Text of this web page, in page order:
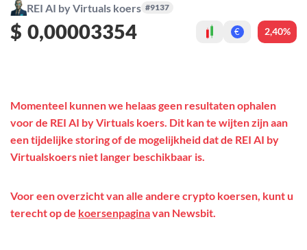
REI AI by Virtuals koers #9137
$ 0,00003354 € 2,40%
Momenteel kunnen we helaas geen resultaten ophalen
voor de REI AI by Virtuals koers. Dit kan te wijten zijn aan
een tijdelijke storing of de mogelijkheid dat de REI AI by
Virtualskoers niet langer beschikbaar is.
Voor een overzicht van alle andere crypto koersen, kunt u
terecht op de koersenpaginavan Newsbit.